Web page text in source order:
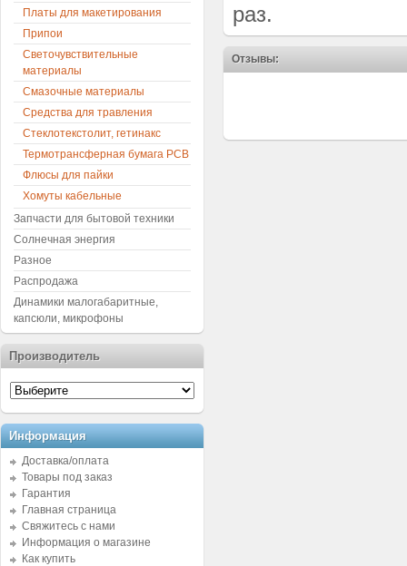
раз.
Отзывы:
Платы для макетирования
Припои
Светочувствительные
материалы
Смазочные материалы
Средства для травления
Стеклотекстолит, гетинакс
Термотрансферная бумага PCB
Флюсы для пайки
Хомуты кабельные
Запчасти для бытовой техники
Солнечная энергия
Разное
Распродажа
Динамики малогабаритные,
капсюли, микрофоны
Производитель
Информация
Доставка/оплата
Товары под заказ
Гарантия
Главная страница
Свяжитесь с нами
Информация о магазине
Как купить